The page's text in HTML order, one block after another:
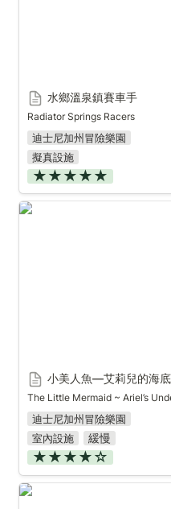
水鄉溫泉鎮賽車手
Radiator Springs Racers
迪士尼加州冒險樂園
擬真設施
★★★★★
小美人魚—艾莉兒的海底冒
小美人魚—艾莉兒的海
The Little Mermaid ~ Ariel’s
迪士尼加州冒險樂園
室內設施
緩慢
★★★★☆
超特攻雲霄飛車